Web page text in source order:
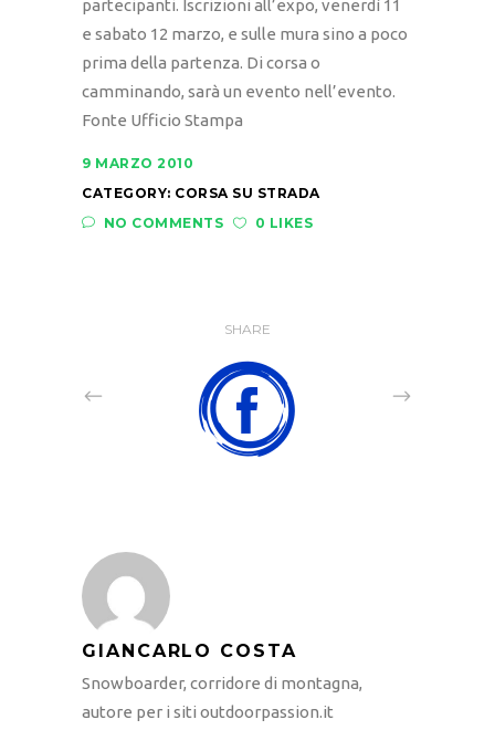
partecipanti. Iscrizioni all’expo, venerdì 11
e sabato 12 marzo, e sulle mura sino a poco
prima della partenza. Di corsa o
camminando, sarà un evento nell’evento.
Fonte Ufficio Stampa
9 MARZO 2010
CATEGORY: CORSA SU STRADA
NO COMMENTS
0 LIKES
SHARE
GIANCARLO COSTA
Snowboarder, corridore di montagna,
autore per i siti outdoorpassion.it